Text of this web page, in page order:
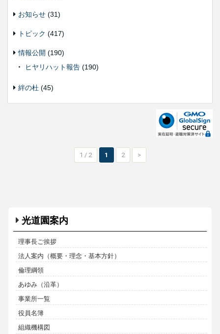
お知らせ (31)
トピック (417)
情報公開 (190)
ヒヤリハット報告 (190)
絆の杜 (45)
1 / 2 1 2 >
光道園案内
理事長ご挨拶
法人案内（概要・理念・基本方針）
倫理綱領
あゆみ（沿革）
事業所一覧
役員名簿
組織機構図